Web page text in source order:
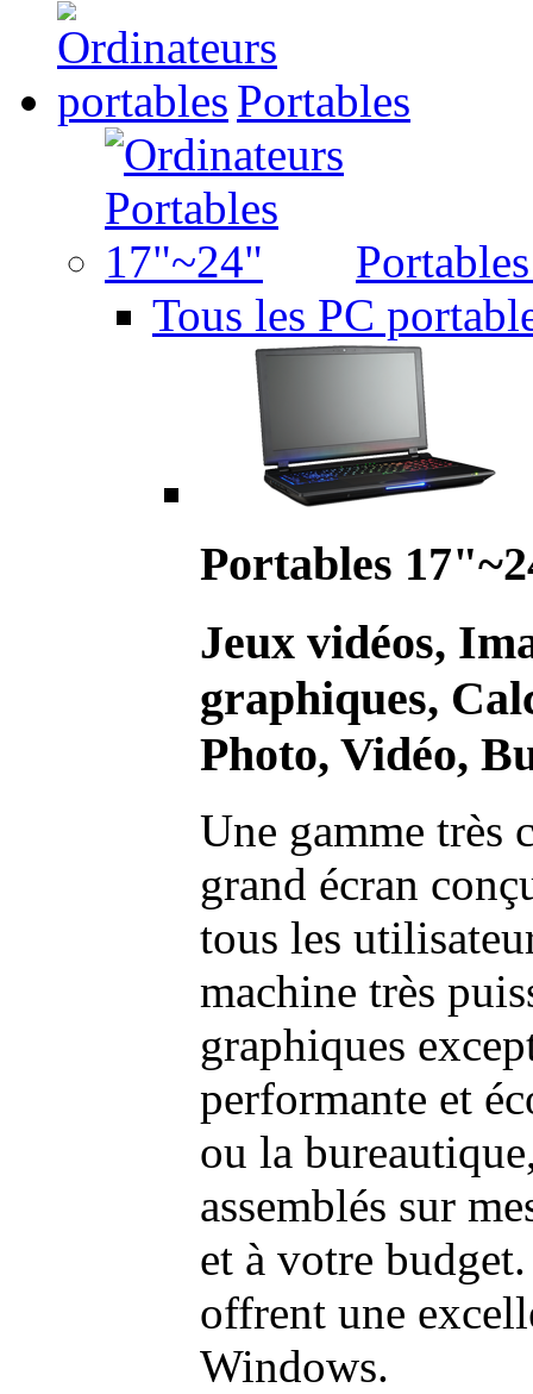
Portables
Tous les PC
Portables
Jeux vidéos,
graphiques,
Photo, Vidéo,
Une gamme très
grand écran
tous les
machine très
graphiques
performante et
ou la
assemblés sur
et à votre
offrent une
Windows.